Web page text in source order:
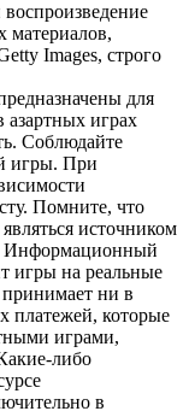
материалов,
Images, строго
для
азартных играх
Соблюдайте
игры. При
Помните, что
источником
Информационный
игры на реальные
ни в
платежей, которые
играми,
либо
в